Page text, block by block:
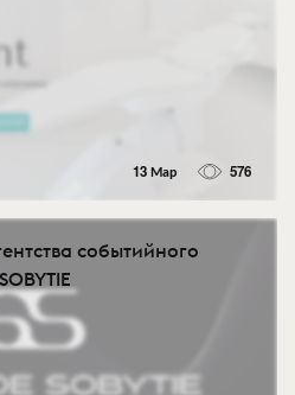
13 Мар 576
событийного